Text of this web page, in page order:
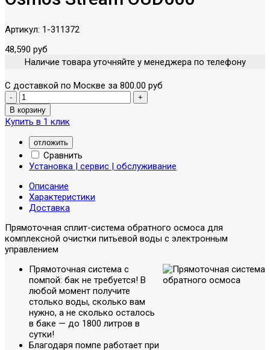
Артикул: 1-311372
48,590 руб
Наличие товара уточняйте у менеджера по телефону
С доставкой по Москве за 800.00 руб
Купить в 1 клик
отложить
Сравнить
Установка | сервис | обслуживание
Описание
Характеристики
Доставка
Прямоточная сплит-система обратного осмоса для
комплексной очистки питьевой воды с электронным
управлением
Прямоточная система с
помпой: бак не требуется! В
любой момент получите
столько воды, сколько вам
нужно, а не сколько осталось
в баке — до 1800 литров в
сутки!
Благодаря помпе работает при